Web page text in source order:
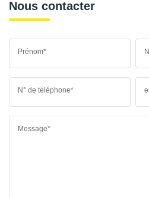
Nous contacter
Prénom*
N° de téléphone*
Message*